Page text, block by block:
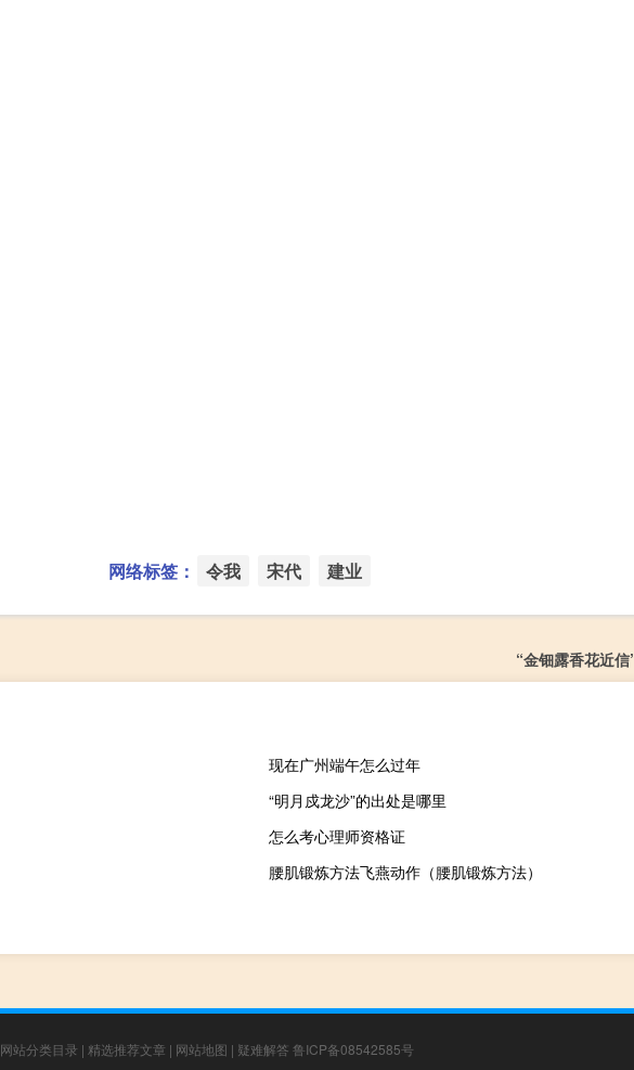
网络标签： 令我 宋代 建业
“金钿露香花近
现在广州端午怎么过年
“明月戍龙沙”的出处是哪里
怎么考心理师资格证
腰肌锻炼方法飞燕动作（腰肌锻炼方法）
网站分类目录 | 精选推荐文章 | 网站地图 | 疑难解答 鲁ICP备08542585号